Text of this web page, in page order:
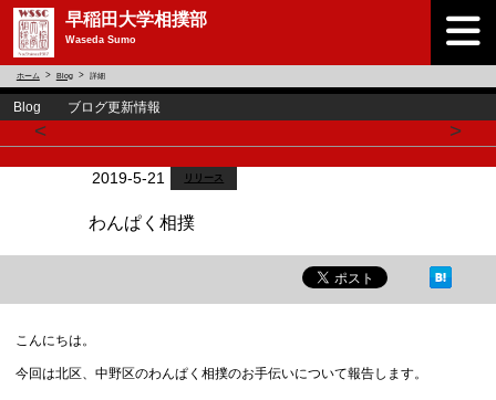
早稲田大学相撲部
Waseda Sumo
ホーム Blog 詳細
Blog ブログ更新情報
< >
2019-5-21 リリース
わんぱく相撲
こんにちは。
今回は北区、中野区のわんぱく相撲のお手伝いについて報告します。